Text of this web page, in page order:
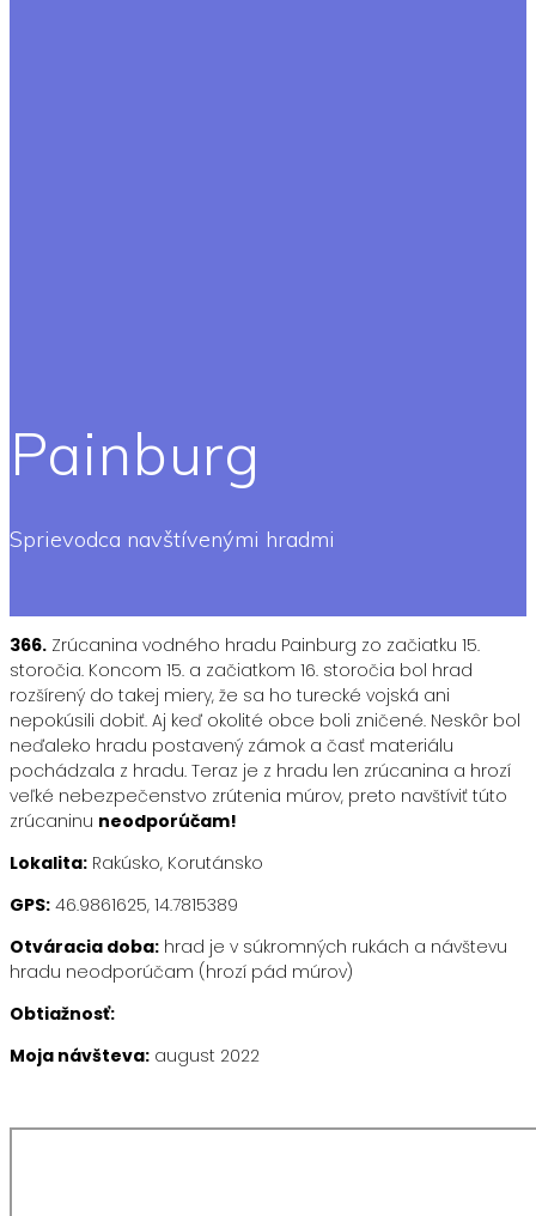
Painburg
Sprievodca navštívenými hradmi
366. Zrúcanina vodného hradu Painburg zo začiatku 15.
storočia. Koncom 15. a začiatkom 16. storočia bol hrad
rozšírený do takej miery, že sa ho turecké vojská ani
nepokúsili dobiť. Aj keď okolité obce boli zničené. Neskôr bol
neďaleko hradu postavený zámok a časť materiálu
pochádzala z hradu. Teraz je z hradu len zrúcanina a hrozí
veľké nebezpečenstvo zrútenia múrov, preto navštíviť túto
zrúcaninu neodporúčam!
Lokalita: Rakúsko, Korutánsko
GPS: 46.9861625, 14.7815389
Otváracia doba: hrad je v súkromných rukách a návštevu
hradu neodporúčam (hrozí pád múrov)
Obtiažnosť:
Moja návšteva: august 2022